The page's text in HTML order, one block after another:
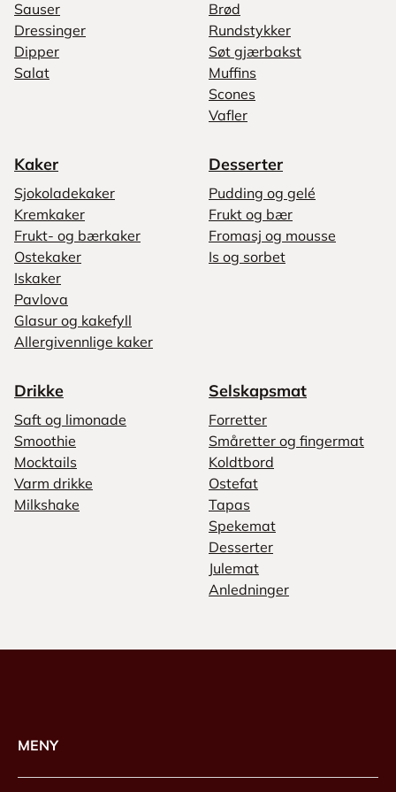
Sauser
Dressinger
Dipper
Salat
Brød
Rundstykker
Søt gjærbakst
Muffins
Scones
Vafler
Kaker
Sjokoladekaker
Kremkaker
Frukt- og bærkaker
Ostekaker
Iskaker
Pavlova
Glasur og kakefyll
Allergivennlige kaker
Desserter
Pudding og gelé
Frukt og bær
Fromasj og mousse
Is og sorbet
Drikke
Saft og limonade
Smoothie
Mocktails
Varm drikke
Milkshake
Selskapsmat
Forretter
Småretter og fingermat
Koldtbord
Ostefat
Tapas
Spekemat
Desserter
Julemat
Anledninger
MENY